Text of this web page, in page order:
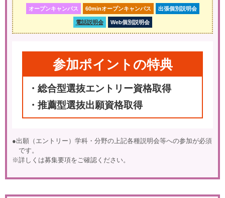
オープンキャンパス 60minオープンキャンパス 出張個別説明会
電話説明会 Web個別説明会
参加ポイントの特典
総合型選抜エントリー資格取得
推薦型選抜出願資格取得
●出願（エントリー）学科・分野の上記各種説明会等への参加が必須
です。
※詳しくは募集要項をご確認ください。